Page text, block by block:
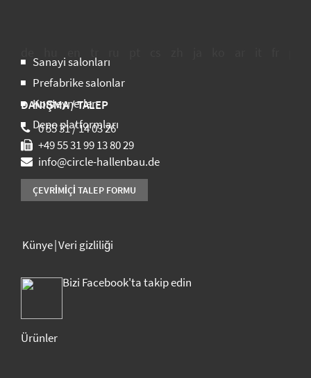
Sanayi salonları
Prefabrike salonlar
Konteynerler
Depo platformları
DANIŞMA / TALEP
0 55 31 / 14 03 26
+49 55 31 99 13 80 29
info@circle-hallenbau.de
ÇEVRIMIÇI TALEP FORMU
Künye Veri gizliliği
Bizi Facebook'ta takip edin
Ürünler